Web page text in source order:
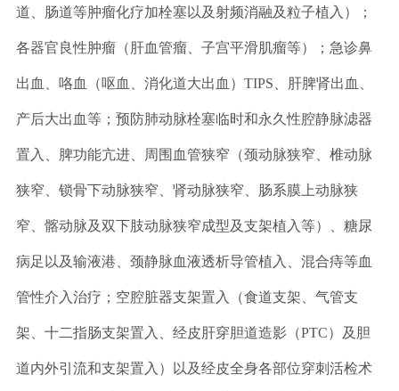
道、肠道等肿瘤化疗加栓塞以及射频消融及粒子植入）；
各器官良性肿瘤（肝血管瘤、子宫平滑肌瘤等）；急诊鼻
出血、咯血（呕血、消化道大出血）TIPS、肝脾肾出血、
产后大出血等；预防肺动脉栓塞临时和永久性腔静脉滤器
置入、脾功能亢进、周围血管狭窄（颈动脉狭窄、椎动脉
狭窄、锁骨下动脉狭窄、肾动脉狭窄、肠系膜上动脉狭
窄、髂动脉及双下肢动脉狭窄成型及支架植入等）、糖尿
病足以及输液港、颈静脉血液透析导管植入、混合痔等血
管性介入治疗；空腔脏器支架置入（食道支架、气管支
架、十二指肠支架置入、经皮肝穿胆道造影（PTC）及胆
道内外引流和支架置入）以及经皮全身各部位穿刺活检术